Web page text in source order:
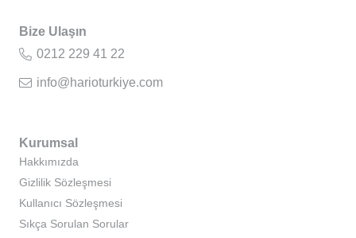
Bize Ulaşın
0212 229 41 22
info@harioturkiye.com
Kurumsal
Hakkımızda
Gizlilik Sözleşmesi
Kullanıcı Sözleşmesi
Sıkça Sorulan Sorular